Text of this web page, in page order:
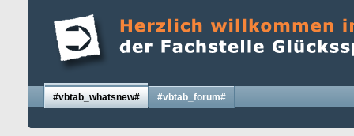
#vbtab_whatsnew# #vbtab_forum#